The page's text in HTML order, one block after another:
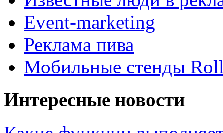
Event-marketing
Реклама пива
Мобильные стенды
Интересные новости